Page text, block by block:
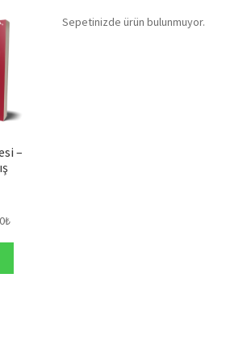
–
₺Şu
140,00₺.
Sepetinizde ürün bulunmuyor.